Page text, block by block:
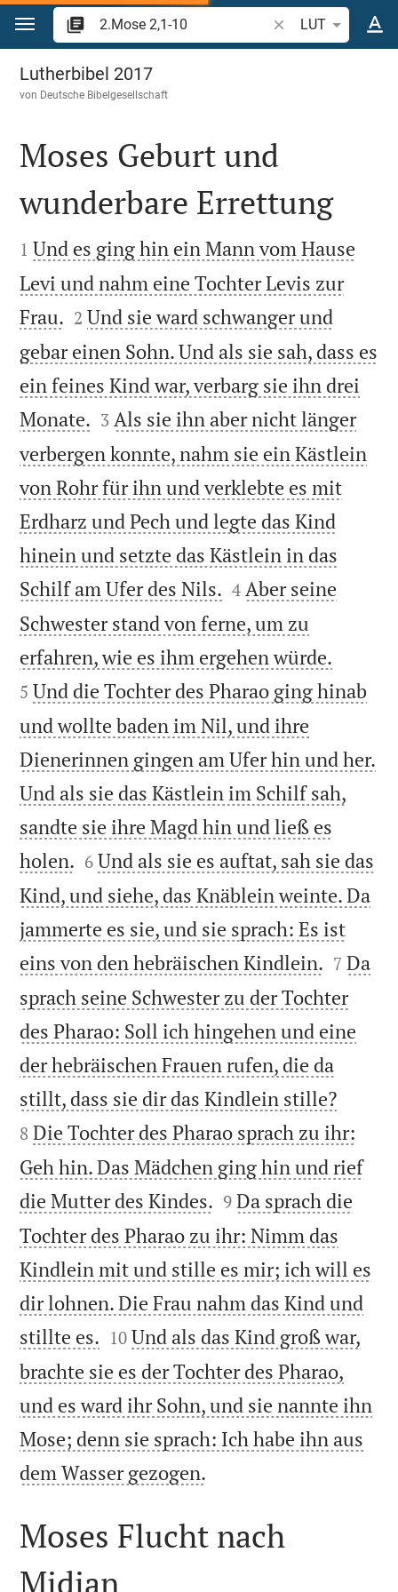
Zum Inhalt springen
Bibelstelle oder
LUT
2.Mose 2
Lutherbibel 2017
von Deutsche Bibelgesellschaft

Moses Geburt und
wunderbare Errettung

1 Und es ging hin ein Mann vom Hause
Levi und nahm eine Tochter Levis zur
Frau. 

2 Und sie ward schwanger und
gebar einen Sohn. Und als sie sah, dass es
ein feines Kind war, verbarg sie ihn drei
Monate. 

3 Als sie ihn aber nicht länger
verbergen konnte, nahm sie ein Kästlein
von Rohr für ihn und verklebte es mit
Erdharz und Pech und legte das Kind
hinein und setzte das Kästlein in das
Schilf am Ufer des Nils. 

4 Aber seine
Schwester stand von ferne, um zu
erfahren, wie es ihm ergehen würde.
5 Und die Tochter des Pharao ging hinab
und wollte baden im Nil, und ihre
Dienerinnen gingen am Ufer hin und her.
Und als sie das Kästlein im Schilf sah,
sandte sie ihre Magd hin und ließ es
holen. 

6 Und als sie es auftat, sah sie das
Kind, und siehe, das Knäblein weinte. Da
jammerte es sie, und sie sprach: Es ist
eins von den hebräischen Kindlein. 

7 Da
sprach seine Schwester zu der Tochter
des Pharao: Soll ich hingehen und eine
der hebräischen Frauen rufen, die da
stillt, dass sie dir das Kindlein stille?
8 Die Tochter des Pharao sprach zu ihr:
Geh hin. Das Mädchen ging hin und rief
die Mutter des Kindes. 

9 Da sprach die
Tochter des Pharao zu ihr: Nimm das
Kindlein mit und stille es mir; ich will es
dir lohnen. Die Frau nahm das Kind und
stillte es. 

10 Und als das Kind groß war,
brachte sie es der Tochter des Pharao,
und es ward ihr Sohn, und sie nannte ihn
Mose; denn sie sprach: Ich habe ihn aus
dem Wasser gezogen.
Moses Flucht nach
Midian